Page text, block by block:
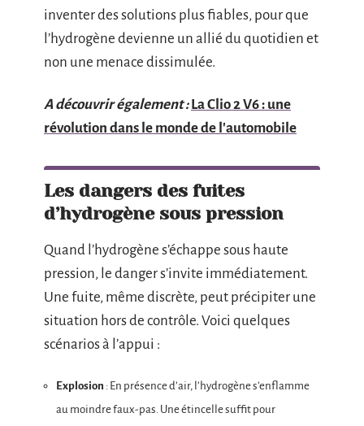
inventer des solutions plus fiables, pour que
l’hydrogène devienne un allié du quotidien et
non une menace dissimulée.
A découvrir également : La Clio 2 V6 : une
révolution dans le monde de l'automobile
Les dangers des fuites
d’hydrogène sous pression
Quand l’hydrogène s’échappe sous haute
pression, le danger s’invite immédiatement.
Une fuite, même discrète, peut précipiter une
situation hors de contrôle. Voici quelques
scénarios à l’appui :
Explosion : En présence d’air, l’hydrogène s’enflamme
au moindre faux-pas. Une étincelle suffit pour